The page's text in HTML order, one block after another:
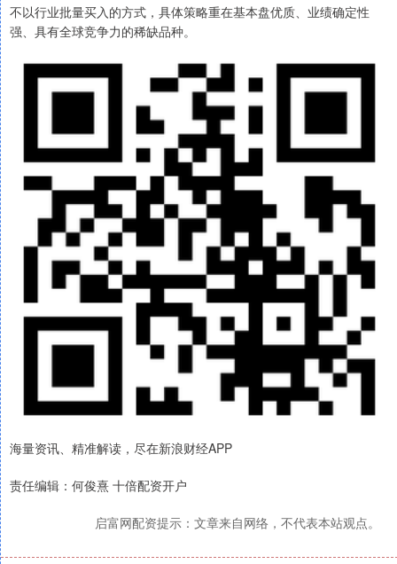
不以行业批量买入的方式，具体策略重在基本盘优质、业绩确定性
强、具有全球竞争力的稀缺品种。
海量资讯、精准解读，尽在新浪财经APP
责任编辑：何俊熹 十倍配资开户
启富网配资提示：文章来自网络，不代表本站观点。